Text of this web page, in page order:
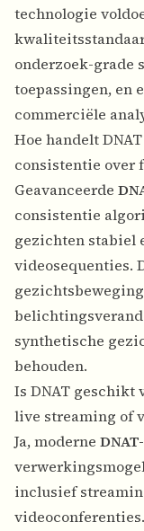
technologie
onderzoek-grade
toepassingen, en
commerciële
Hoe handelt
consistentie over
Geavanceerde
consistentie
gezichten stabiel
videosequenties.
synthetische
behouden.
Is DNAT geschikt
live streaming of
Ja, moderne
inclusief